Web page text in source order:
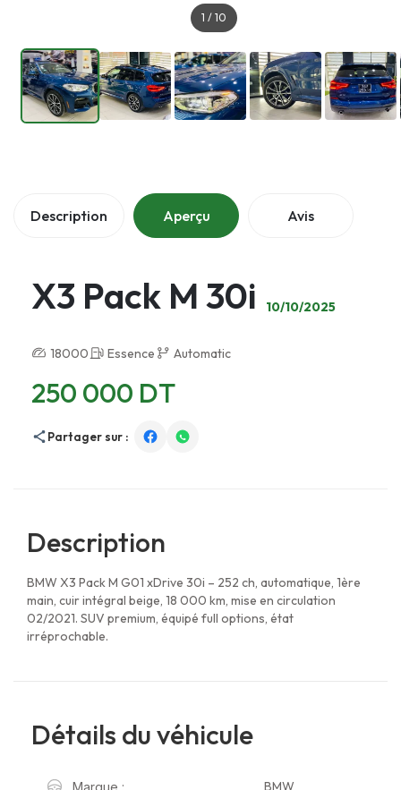
1 / 10
Description Aperçu Avis
X3 Pack M 30i 10/10/2025
18000 Essence Automatic
250 000 DT
Partager sur :
Description
BMW X3 Pack M G01 xDrive 30i – 252 ch, automatique, 1ère
main, cuir intégral beige, 18 000 km, mise en circulation
02/2021. SUV premium, équipé full options, état
irréprochable.
Détails du véhicule
Marque : BMW